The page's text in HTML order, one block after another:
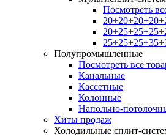
Посмотреть
Полупромышленные
Посмотреть все
Канальные
Кассетные
Колонные
Напольно-
Хиты продаж
Холодильные сплит-